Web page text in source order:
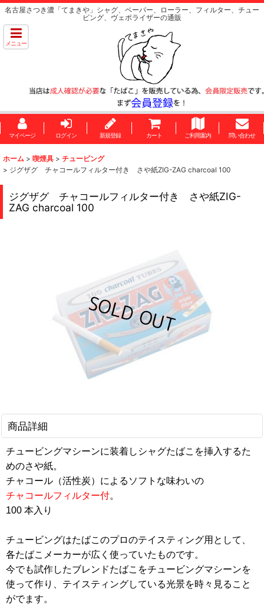
名古屋さつき濃「てまきや」シャグ、ペーパー、ローラー、フィルター、チュー
ビング、ヴェポライザーの通販
メニュー
マイページ ログイン 新規登録 カート ご利用案内 問い合わせ
ホーム > 喫煙具 > チュービング
> ジグザグ チャコールフィルター付き さや紙ZIG-ZAG charcoal 100
ジグザグ チャコールフィルター付き さや紙ZIG-
ZAG charcoal 100
商品詳細
チュービングマシーンに装着しシャグたばこを挿入するた
めのさや紙。
チャコール（活性炭）によるソフトな味わいの
チャコールフィルター付。
100 本入り
チュービングはたばこのプロのテイスティング用として、
各たばこメーカーが広く使っていたものです。
今でも試作したブレンドたばこをチュービングマシーンを
使って作り、テイスティングしている光景を時々見ること
がでます。